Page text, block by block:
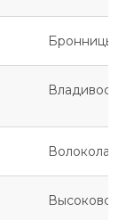
Бронницы
Высоковск